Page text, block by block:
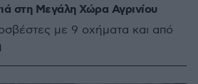
στη Μεγάλη Χώρα Αγρινίου
με 9 οχήματα και από